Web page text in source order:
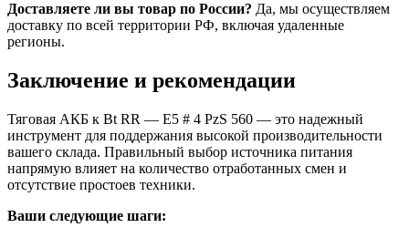
Доставляете ли вы товар по России? Да, мы осуществляем
доставку по всей территории РФ, включая удаленные
регионы.
Заключение и рекомендации
Тяговая АКБ к Bt RR — E5 # 4 PzS 560 — это надежный
инструмент для поддержания высокой производительности
вашего склада. Правильный выбор источника питания
напрямую влияет на количество отработанных смен и
отсутствие простоев техники.
Ваши следующие шаги: